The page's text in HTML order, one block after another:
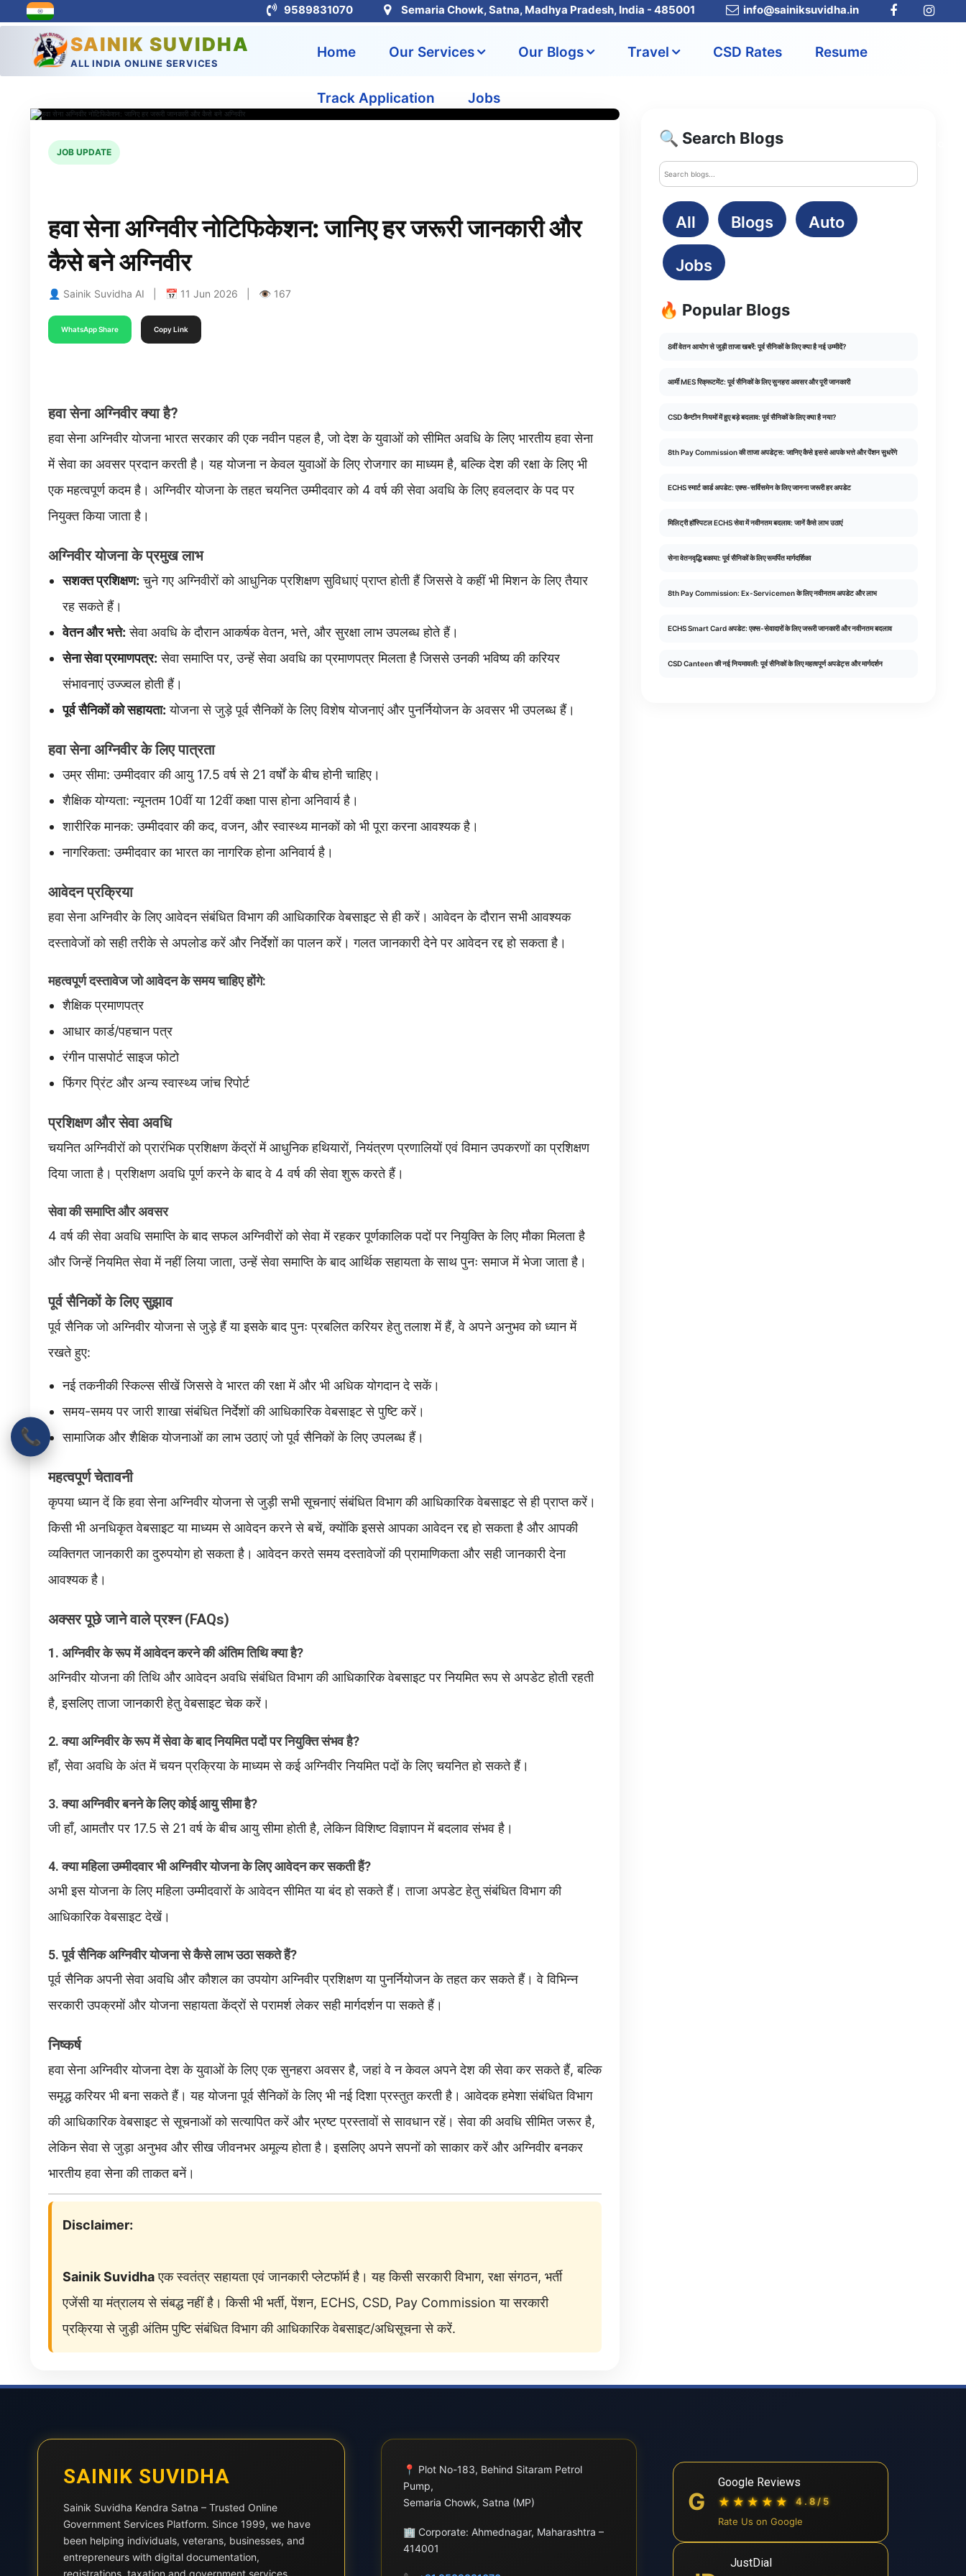
9589831070 Semaria Chowk, Satna, Madhya Pradesh, India - 485001 info@sainiksuvidha.in
SAINIK SUVIDHA
ALL INDIA ONLINE SERVICES
Home Our Services Our Blogs Travel CSD Rates Resume
Track Application Jobs
JOB UPDATE
हवा सेना अग्निवीर नोटिफिकेशन: जानिए हर जरूरी जानकारी और
कैसे बने अग्निवीर
👤 Sainik Suvidha AI | 📅 11 Jun 2026 | 👁 167
WhatsApp Share Copy Link
हवा सेना अग्निवीर क्या है?
हवा सेना अग्निवीर योजना भारत सरकार की एक नवीन पहल है, जो देश के युवाओं को सीमित अवधि के लिए भारतीय हवा सेना
में सेवा का अवसर प्रदान करती है। यह योजना न केवल युवाओं के लिए रोजगार का माध्यम है, बल्कि देश की रक्षा के लिए भी
एक महत्वपूर्ण कदम है। अग्निवीर योजना के तहत चयनित उम्मीदवार को 4 वर्ष की सेवा अवधि के लिए हवलदार के पद पर
नियुक्त किया जाता है।
अग्निवीर योजना के प्रमुख लाभ
सशक्त प्रशिक्षण: चुने गए अग्निवीरों को आधुनिक प्रशिक्षण सुविधाएं प्राप्त होती हैं जिससे वे कहीं भी मिशन के लिए तैयार
रह सकते हैं।
वेतन और भत्ते: सेवा अवधि के दौरान आकर्षक वेतन, भत्ते, और सुरक्षा लाभ उपलब्ध होते हैं।
सेना सेवा प्रमाणपत्र: सेवा समाप्ति पर, उन्हें सेवा अवधि का प्रमाणपत्र मिलता है जिससे उनकी भविष्य की करियर
संभावनाएं उज्ज्वल होती हैं।
पूर्व सैनिकों को सहायता: योजना से जुड़े पूर्व सैनिकों के लिए विशेष योजनाएं और पुनर्नियोजन के अवसर भी उपलब्ध हैं।
हवा सेना अग्निवीर के लिए पात्रता
उम्र सीमा: उम्मीदवार की आयु 17.5 वर्ष से 21 वर्षों के बीच होनी चाहिए।
शैक्षिक योग्यता: न्यूनतम 10वीं या 12वीं कक्षा पास होना अनिवार्य है।
शारीरिक मानक: उम्मीदवार की कद, वजन, और स्वास्थ्य मानकों को भी पूरा करना आवश्यक है।
नागरिकता: उम्मीदवार का भारत का नागरिक होना अनिवार्य है।
आवेदन प्रक्रिया
हवा सेना अग्निवीर के लिए आवेदन संबंधित विभाग की आधिकारिक वेबसाइट से ही करें। आवेदन के दौरान सभी आवश्यक
दस्तावेजों को सही तरीके से अपलोड करें और निर्देशों का पालन करें। गलत जानकारी देने पर आवेदन रद्द हो सकता है।
महत्वपूर्ण दस्तावेज जो आवेदन के समय चाहिए होंगे:
शैक्षिक प्रमाणपत्र
आधार कार्ड/पहचान पत्र
रंगीन पासपोर्ट साइज फोटो
फिंगर प्रिंट और अन्य स्वास्थ्य जांच रिपोर्ट
प्रशिक्षण और सेवा अवधि
चयनित अग्निवीरों को प्रारंभिक प्रशिक्षण केंद्रों में आधुनिक हथियारों, नियंत्रण प्रणालियों एवं विमान उपकरणों का प्रशिक्षण
दिया जाता है। प्रशिक्षण अवधि पूर्ण करने के बाद वे 4 वर्ष की सेवा शुरू करते हैं।
सेवा की समाप्ति और अवसर
4 वर्ष की सेवा अवधि समाप्ति के बाद सफल अग्निवीरों को सेवा में रहकर पूर्णकालिक पदों पर नियुक्ति के लिए मौका मिलता है
और जिन्हें नियमित सेवा में नहीं लिया जाता, उन्हें सेवा समाप्ति के बाद आर्थिक सहायता के साथ पुनः समाज में भेजा जाता है।
पूर्व सैनिकों के लिए सुझाव
पूर्व सैनिक जो अग्निवीर योजना से जुड़े हैं या इसके बाद पुनः प्रबलित करियर हेतु तलाश में हैं, वे अपने अनुभव को ध्यान में
रखते हुए:
नई तकनीकी स्किल्स सीखें जिससे वे भारत की रक्षा में और भी अधिक योगदान दे सकें।
समय-समय पर जारी शाखा संबंधित निर्देशों की आधिकारिक वेबसाइट से पुष्टि करें।
सामाजिक और शैक्षिक योजनाओं का लाभ उठाएं जो पूर्व सैनिकों के लिए उपलब्ध हैं।
महत्वपूर्ण चेतावनी
कृपया ध्यान दें कि हवा सेना अग्निवीर योजना से जुड़ी सभी सूचनाएं संबंधित विभाग की आधिकारिक वेबसाइट से ही प्राप्त करें।
किसी भी अनधिकृत वेबसाइट या माध्यम से आवेदन करने से बचें, क्योंकि इससे आपका आवेदन रद्द हो सकता है और आपकी
व्यक्तिगत जानकारी का दुरुपयोग हो सकता है। आवेदन करते समय दस्तावेजों की प्रामाणिकता और सही जानकारी देना
आवश्यक है।
अक्सर पूछे जाने वाले प्रश्न (FAQs)
1. अग्निवीर के रूप में आवेदन करने की अंतिम तिथि क्या है?
अग्निवीर योजना की तिथि और आवेदन अवधि संबंधित विभाग की आधिकारिक वेबसाइट पर नियमित रूप से अपडेट होती रहती
है, इसलिए ताजा जानकारी हेतु वेबसाइट चेक करें।
2. क्या अग्निवीर के रूप में सेवा के बाद नियमित पदों पर नियुक्ति संभव है?
हाँ, सेवा अवधि के अंत में चयन प्रक्रिया के माध्यम से कई अग्निवीर नियमित पदों के लिए चयनित हो सकते हैं।
3. क्या अग्निवीर बनने के लिए कोई आयु सीमा है?
जी हाँ, आमतौर पर 17.5 से 21 वर्ष के बीच आयु सीमा होती है, लेकिन विशिष्ट विज्ञापन में बदलाव संभव है।
4. क्या महिला उम्मीदवार भी अग्निवीर योजना के लिए आवेदन कर सकती हैं?
अभी इस योजना के लिए महिला उम्मीदवारों के आवेदन सीमित या बंद हो सकते हैं। ताजा अपडेट हेतु संबंधित विभाग की
आधिकारिक वेबसाइट देखें।
5. पूर्व सैनिक अग्निवीर योजना से कैसे लाभ उठा सकते हैं?
पूर्व सैनिक अपनी सेवा अवधि और कौशल का उपयोग अग्निवीर प्रशिक्षण या पुनर्नियोजन के तहत कर सकते हैं। वे विभिन्न
सरकारी उपक्रमों और योजना सहायता केंद्रों से परामर्श लेकर सही मार्गदर्शन पा सकते हैं।
निष्कर्ष
हवा सेना अग्निवीर योजना देश के युवाओं के लिए एक सुनहरा अवसर है, जहां वे न केवल अपने देश की सेवा कर सकते हैं, बल्कि
समृद्ध करियर भी बना सकते हैं। यह योजना पूर्व सैनिकों के लिए भी नई दिशा प्रस्तुत करती है। आवेदक हमेशा संबंधित विभाग
की आधिकारिक वेबसाइट से सूचनाओं को सत्यापित करें और भ्रष्ट प्रस्तावों से सावधान रहें। सेवा की अवधि सीमित जरूर है,
लेकिन सेवा से जुड़ा अनुभव और सीख जीवनभर अमूल्य होता है। इसलिए अपने सपनों को साकार करें और अग्निवीर बनकर
भारतीय हवा सेना की ताकत बनें।
Disclaimer:
Sainik Suvidhaएक स्वतंत्र सहायता एवं जानकारी प्लेटफॉर्म है। यह किसी सरकारी विभाग, रक्षा संगठन, भर्ती
एजेंसी या मंत्रालय से संबद्ध नहीं है। किसी भी भर्ती, पेंशन, ECHS, CSD, Pay Commission या सरकारी
प्रक्रिया से जुड़ी अंतिम पुष्टि संबंधित विभाग की आधिकारिक वेबसाइट/अधिसूचना से करें.
🔍 Search Blogs
All Blogs Auto
Jobs
🔥 Popular Blogs
8वीं वेतन आयोग से जुड़ी ताजा खबरें: पूर्व सैनिकों के लिए क्या है नई उम्मीदें?
आर्मी MES रिक्रूटमेंट: पूर्व सैनिकों के लिए सुनहरा अवसर और पूरी जानकारी
CSD कैन्टीन नियमों में हुए बड़े बदलाव: पूर्व सैनिकों के लिए क्या है नया?
8th Pay Commission की ताजा अपडेट्स: जानिए कैसे इससे आपके भत्ते और पेंशन सुधरेंगे
ECHS स्मार्ट कार्ड अपडेट: एक्स-सर्विसमेन के लिए जानना जरूरी हर अपडेट
मिलिट्री हॉस्पिटल ECHS सेवा में नवीनतम बदलाव: जानें कैसे लाभ उठाएं
सेना वेतनवृद्धि बकाया: पूर्व सैनिकों के लिए समर्पित मार्गदर्शिका
8th Pay Commission: Ex-Servicemen के लिए नवीनतम अपडेट और लाभ
ECHS Smart Card अपडेट: एक्स-सेवादारों के लिए जरूरी जानकारी और नवीनतम बदलाव
CSD Canteen की नई नियमावली: पूर्व सैनिकों के लिए महत्वपूर्ण अपडेट्स और मार्गदर्शन
SAINIK SUVIDHA
Sainik Suvidha Kendra Satna – Trusted Online
Government Services Platform. Since 1999, we have
been helping individuals, veterans, businesses, and
entrepreneurs with digital documentation,
📍 Plot No-183, Behind Sitaram Petrol
Pump,
Semaria Chowk, Satna (MP)
🏢Corporate: Ahmednagar, Maharashtra –
414001
G
Google Reviews
★★★★★
4.8/5
Rate Us on Google
JustDial
📞